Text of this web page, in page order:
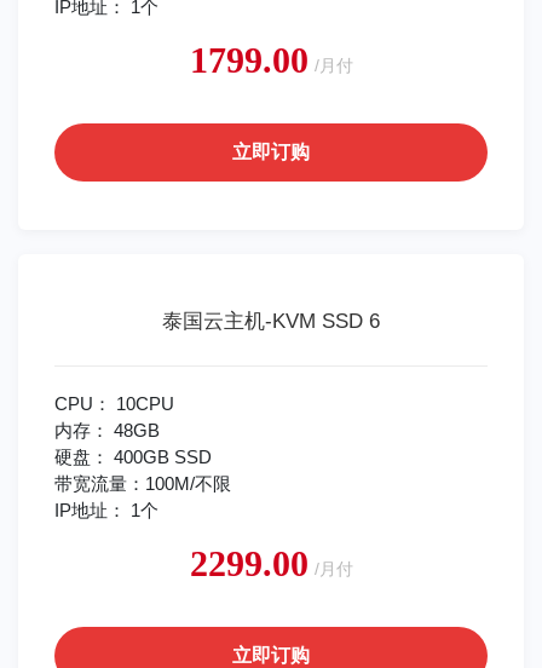
IP地址： 1个
1799.00 /月付
立即订购
泰国云主机-KVM SSD 6
CPU： 10CPU
内存： 48GB
硬盘： 400GB SSD
带宽流量：100M/不限
IP地址： 1个
2299.00 /月付
立即订购